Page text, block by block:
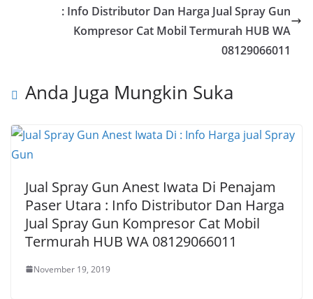
: Info Distributor Dan Harga Jual Spray Gun
Kompresor Cat Mobil Termurah HUB WA
08129066011
Anda Juga Mungkin Suka
Jual Spray Gun Anest Iwata Di Penajam
Paser Utara : Info Distributor Dan Harga
Jual Spray Gun Kompresor Cat Mobil
Termurah HUB WA 08129066011
November 19, 2019